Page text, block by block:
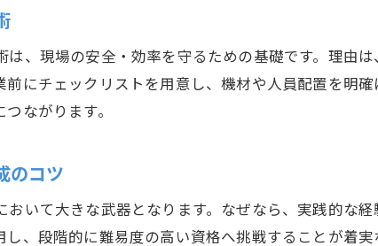
、現場の安全・効率を守るための基礎です。理由
にチェックリストを用意し、機材や人員配置を明
ながります。
のコツ
いて大きな武器となります。なぜなら、実践的な
、段階的に難易度の高い資格へ挑戦することが着